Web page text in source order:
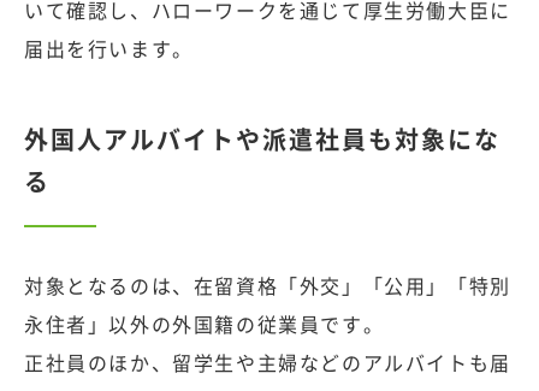
いて確認し、ハローワークを通じて厚生労働大臣に
届出を行います。
外国人アルバイトや派遣社員も対象にな
る
対象となるのは、在留資格「外交」「公用」「特別
永住者」以外の外国籍の従業員です。
正社員のほか、留学生や主婦などのアルバイトも届